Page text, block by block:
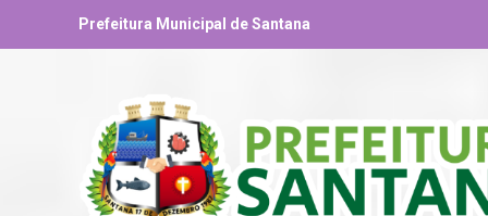
Prefeitura Municipal de Santana